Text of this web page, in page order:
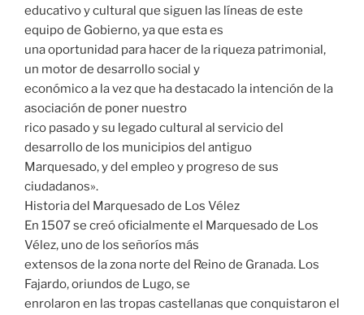
educativo y cultural que siguen las líneas de este
equipo de Gobierno, ya que esta es
una oportunidad para hacer de la riqueza patrimonial,
un motor de desarrollo social y
económico a la vez que ha destacado la intención de la
asociación de poner nuestro
rico pasado y su legado cultural al servicio del
desarrollo de los municipios del antiguo
Marquesado, y del empleo y progreso de sus
ciudadanos».
Historia del Marquesado de Los Vélez
En 1507 se creó oficialmente el Marquesado de Los
Vélez, uno de los señoríos más
extensos de la zona norte del Reino de Granada. Los
Fajardo, oriundos de Lugo, se
enrolaron en las tropas castellanas que conquistaron el